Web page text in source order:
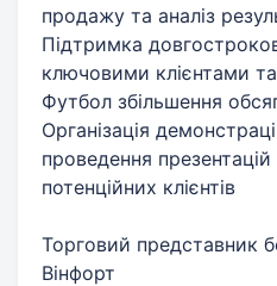
продажу та аналіз
Підтримка
ключовими клієнтами та
Футбол збільшення
Організація
проведення презентацій
потенційних клієнтів
Торговий представник
Вінфорт